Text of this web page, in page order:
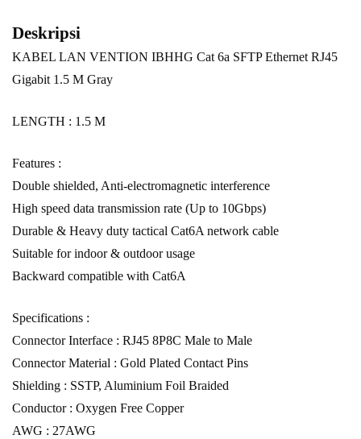
Deskripsi
KABEL LAN VENTION IBHHG Cat 6a SFTP Ethernet RJ45
Gigabit 1.5 M Gray
LENGTH : 1.5 M
Features :
Double shielded, Anti-electromagnetic interference
High speed data transmission rate (Up to 10Gbps)
Durable & Heavy duty tactical Cat6A network cable
Suitable for indoor & outdoor usage
Backward compatible with Cat6A
Specifications :
Connector Interface : RJ45 8P8C Male to Male
Connector Material : Gold Plated Contact Pins
Shielding : SSTP, Aluminium Foil Braided
Conductor : Oxygen Free Copper
AWG : 27AWG